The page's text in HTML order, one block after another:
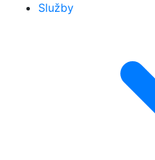
Služby